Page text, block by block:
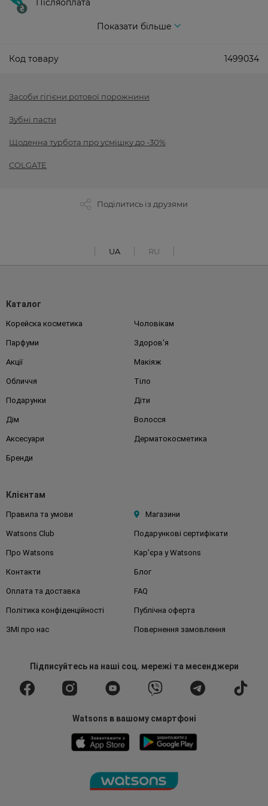
Післяоплата
Показати більше
Код товару 1499034
Засоби гігієни ротової порожнини
Зубні пасти
Щоденна турбота про усмішку до -30%
COLGATE
Поділитись із друзями
UA RU
Каталог
Корейска косметика Чоловікам
Парфуми Здоров'я
Акції Макіяж
Обличчя Тіло
Подарунки Діти
Дім Волосся
Аксесуари Дерматокосметика
Бренди
Клієнтам
Правила та умови Магазини
Watsons Club Подарункові сертифікати
Про Watsons Кар'єра у Watsons
Контакти Блог
Оплата та доставка FAQ
Політика конфіденційності Публічна оферта
ЗМІ про нас Повернення замовлення
Підписуйтесьна наші соц. мережі та месенджери
Watsons в вашому смартфоні